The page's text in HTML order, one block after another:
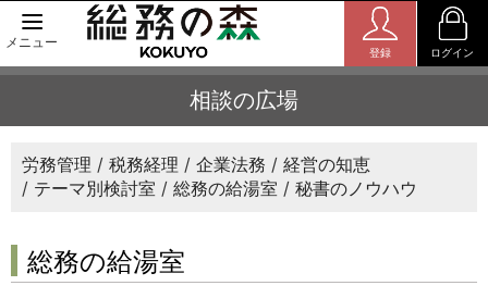
メニュー
登録 ログイン
相談の広場
労務管理 税務経理 企業法務
経営の知恵
テーマ別検討室
総務の給湯室 秘書のノウハウ
総務の給湯室